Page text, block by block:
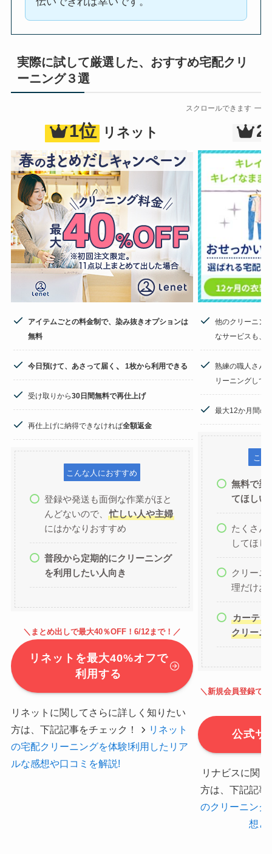
実際に試して厳選した、おすすめ宅配クリ
ーニング３選
スクロールできます
1位 リネット
アイテムごとの料金制で、染み抜きオプションは
無料
今日預けて、あさって届く 、1枚から利用できる
受け取りから30日間無料で再仕上げ
再仕上げに納得できなければ全額返金
こんな人におすすめ
登録や発送も面倒な作業がほと
んどないので、
忙しい人や主婦
にはかなりおすすめ
普段から定期的にクリーニング
を利用したい人向き
＼まとめ出しで最大40％OFF！6/12まで！／
リネットを最大40%オフで
利用する
リネットに関してさらに詳しく知りたい
方は、下記記事をチェック！
リネット
の宅配クリーニングを体験!利用したリア
ルな感想や口コミを解説!
2
他のクリーニン
なサービスも、
熟練の職人さん
リーニングして
最大12か月間の
こん
無料で染
てほしい
たくさん
してほし
クリーニ
理だけお
カーテン
クリーニ
＼新規会員登録で
公式サ
リナビスに関
方は、下記記事
のクリーニング
想と